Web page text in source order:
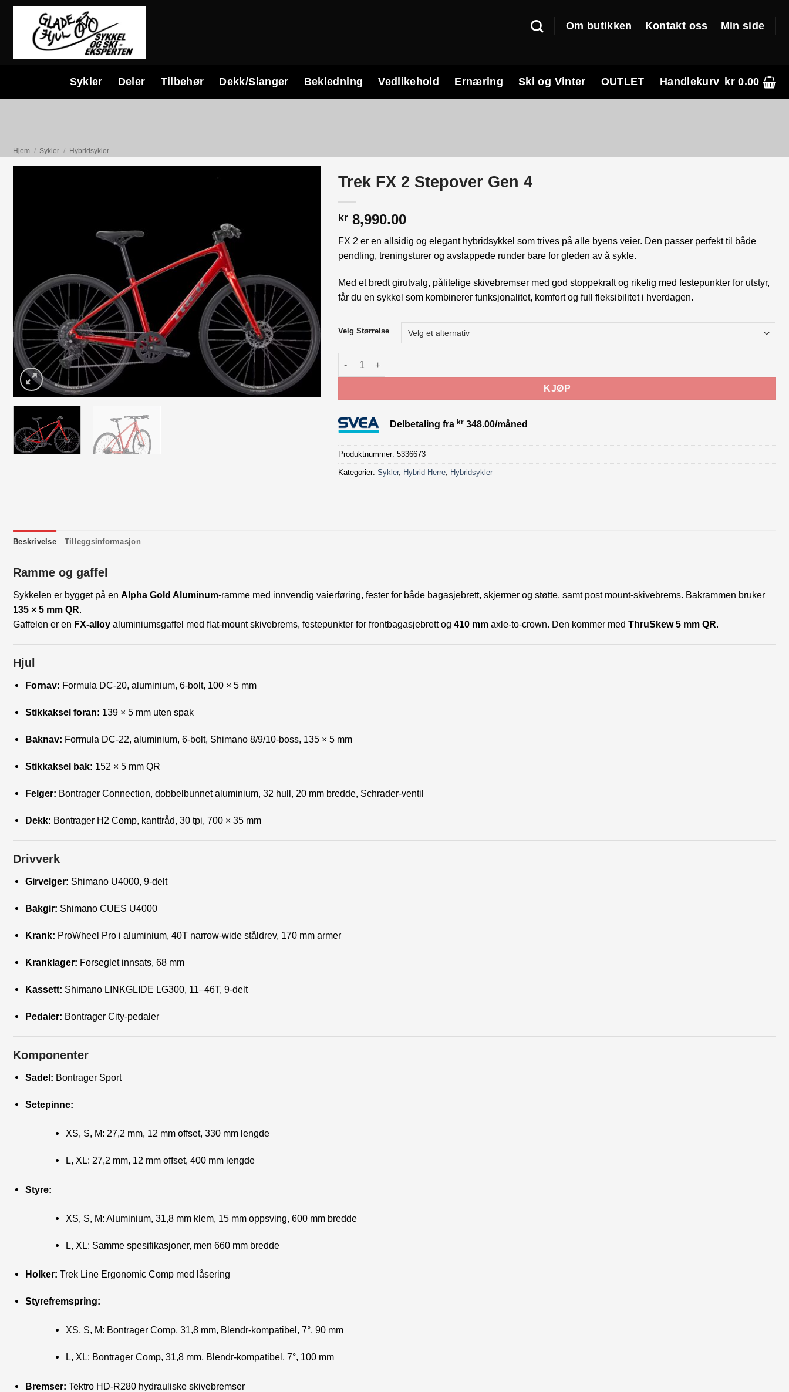
Skip
Om butikken Kontakt oss Min side
Sykler Deler Tilbehør Dekk/Slanger Bekledning Vedlikehold Ernæring Ski og Vinter OUTLET Handlekurv kr0.00
Hjem / Sykler / Hybridsykler
Trek FX 2 Stepover Gen 4
kr 8,990.00
FX 2 er en allsidig og elegant hybridsykkel som trives på alle byens veier. Den passer perfekt til både
pendling, treningsturer og avslappede runder bare for gleden av å sykle.
Med et bredt girutvalg, pålitelige skivebremser med god stoppekraft og rikelig med festepunkter for utstyr,
får du en sykkel som kombinerer funksjonalitet, komfort og full fleksibilitet i hverdagen.
Velg Størrelse
Trek FX 2 Stepover Gen 4 antall
KJØP
Delbetaling frakr 348.00/måned
Produktnummer:5336673
Kategorier:Sykler, Hybrid Herre Hybridsykler
Beskrivelse Tilleggsinformasjon
Ramme og gaffel
Sykkelen er bygget på en Alpha Gold Aluminum-ramme med innvendig vaierføring, fester for både bagasjebrett, skjermer og støtte, samt post mount-skivebrems. Bakrammen bruker
135 × 5 mm QR.
Gaffelen er en FX-alloy aluminiumsgaffel med flat-mount skivebrems, festepunkter for frontbagasjebrett og 410 mm axle-to-crown. Den kommer med ThruSkew 5 mm QR.
Hjul
Fornav: Formula DC-20, aluminium, 6-bolt, 100 × 5 mm
Stikkaksel foran: 139 × 5 mm uten spak
Baknav: Formula DC-22, aluminium, 6-bolt, Shimano 8/9/10-boss, 135 × 5 mm
Stikkaksel bak: 152 × 5 mm QR
Felger: Bontrager Connection, dobbelbunnet aluminium, 32 hull, 20 mm bredde, Schrader-ventil
Dekk: Bontrager H2 Comp, kanttråd, 30 tpi, 700 × 35 mm
Drivverk
Girvelger: Shimano U4000, 9-delt
Bakgir: Shimano CUES U4000
Krank: ProWheel Pro i aluminium, 40T narrow-wide ståldrev, 170 mm armer
Kranklager: Forseglet innsats, 68 mm
Kassett: Shimano LINKGLIDE LG300, 11–46T, 9-delt
Pedaler: Bontrager City-pedaler
Komponenter
Sadel: Bontrager Sport
Setepinne:
XS, S, M: 27,2 mm, 12 mm offset, 330 mm lengde
L, XL: 27,2 mm, 12 mm offset, 400 mm lengde
Styre:
XS, S, M: Aluminium, 31,8 mm klem, 15 mm oppsving, 600 mm bredde
L, XL: Samme spesifikasjoner, men 660 mm bredde
Holker: Trek Line Ergonomic Comp med låsering
Styrefremspring:
XS, S, M: Bontrager Comp, 31,8 mm, Blendr-kompatibel, 7°, 90 mm
L, XL: Bontrager Comp, 31,8 mm, Blendr-kompatibel, 7°, 100 mm
Bremser: Tektro HD-R280 hydrauliske skivebremser